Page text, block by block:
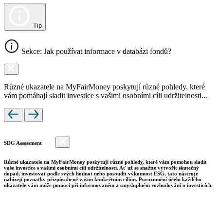
Tip
Sekce: Jak používat informace v databázi fondů?
Různé ukazatele na MyFairMoney poskytují různé pohledy, které
vám pomáhají sladit investice s vašimi osobními cíli udržitelnosti...
SDG Assessment
Různé ukazatele na MyFairMoney poskytují různé pohledy, které vám pomohou sladit
vaše investice s vašimi osobními cíli udržitelnosti. Ať už se snažíte vytvořit skutečný
dopad, investovat podle svých hodnot nebo posoudit výkonnost ESG, tato nástroje
nabízejí poznatky přizpůsobené vašim konkrétním cílům. Porozumění účelu každého
ukazatele vám může pomoci při informovaném a smysluplném rozhodování o investicích.